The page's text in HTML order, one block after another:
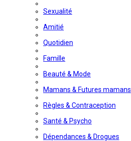
Sexualité
Amitié
Quotidien
Famille
Beauté & Mode
Mamans & Futures mamans
Règles & Contraception
Santé & Psycho
Dépendances & Drogues